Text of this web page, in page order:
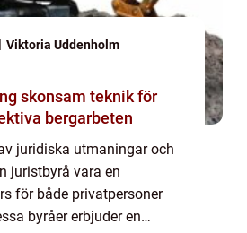
Viktoria Uddenholm
för
bergarbeten
juridiska utmaningar och
juristbyrå vara en
för både privatpersoner
byråer erbjuder en